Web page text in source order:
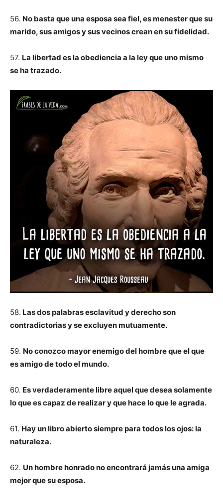
56. No basta que una esposa sea fiel, es menester que su
marido, sus amigos y sus vecinos crean en su fidelidad.
57. La libertad es la obediencia a la ley que uno mismo
se ha trazado.
58. Las dos palabras esclavitud y derecho son
contradictorias y se excluyen mutuamente.
59. No conozco mayor enemigo del hombre que el que
es amigo de todo el mundo.
60. Es verdaderamente libre aquel que desea solamente
lo que es capaz de realizar y que hace lo que le agrada.
61. Hay un libro abierto siempre para todos los ojos: la
naturaleza.
62. Un hombre honrado no encontrará jamás una amiga
mejor que su esposa.